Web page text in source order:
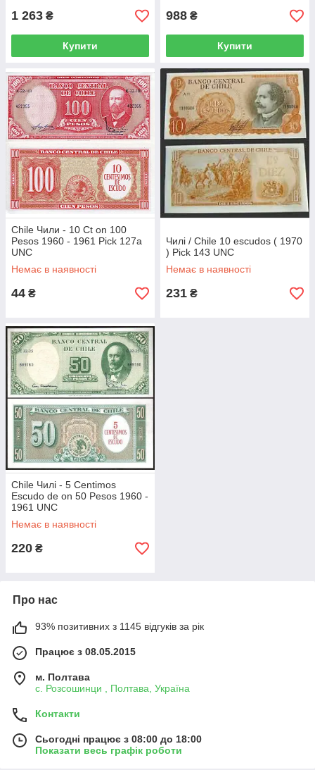
1 263 ₴
Купити
988 ₴
Купити
Chile Чили - 10 Ct on 100
Pesos 1960 - 1961 Pick 127a
UNC
Немає в наявності
44 ₴
Чилі / Chile 10 escudos ( 1970
) Pick 143 UNC
Немає в наявності
231 ₴
Chile Чилі - 5 Centimos
Escudo de on 50 Pesos 1960 -
1961 UNC
Немає в наявності
220 ₴
Про нас
93% позитивних з 1145 відгуків за рік
Працює з 08.05.2015
м. Полтава
с. Розсошинци , Полтава, Україна
Контакти
Сьогодні працює з 08:00 до 18:00
Показати весь графік роботи